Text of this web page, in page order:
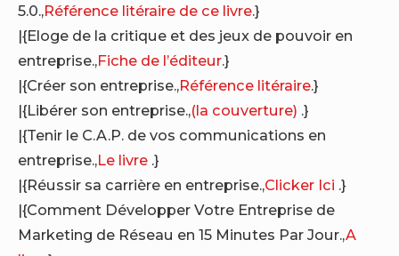
5.0.,Référence litéraire de ce livre.}
|{Eloge de la critique et des jeux de pouvoir en
entreprise.,Fiche de l’éditeur.}
|{Créer son entreprise.,Référence litéraire.}
|{Libérer son entreprise.,(la couverture) .}
|{Tenir le C.A.P. de vos communications en
entreprise.,Le livre .}
|{Réussir sa carrière en entreprise.,Clicker Ici .}
|{Comment Développer Votre Entreprise de
Marketing de Réseau en 15 Minutes Par Jour.,A